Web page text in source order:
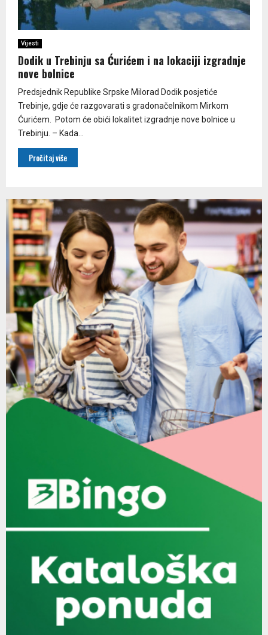
Vijesti
Dodik u Trebinju sa Ćurićem i na lokaciji izgradnje
nove bolnice
Predsjednik Republike Srpske Milorad Dodik posjetiće
Trebinje, gdje će razgovarati s gradonačelnikom Mirkom
Ćurićem. Potom će obići lokalitet izgradnje nove bolnice u
Trebinju. – Kada...
Pročitaj više